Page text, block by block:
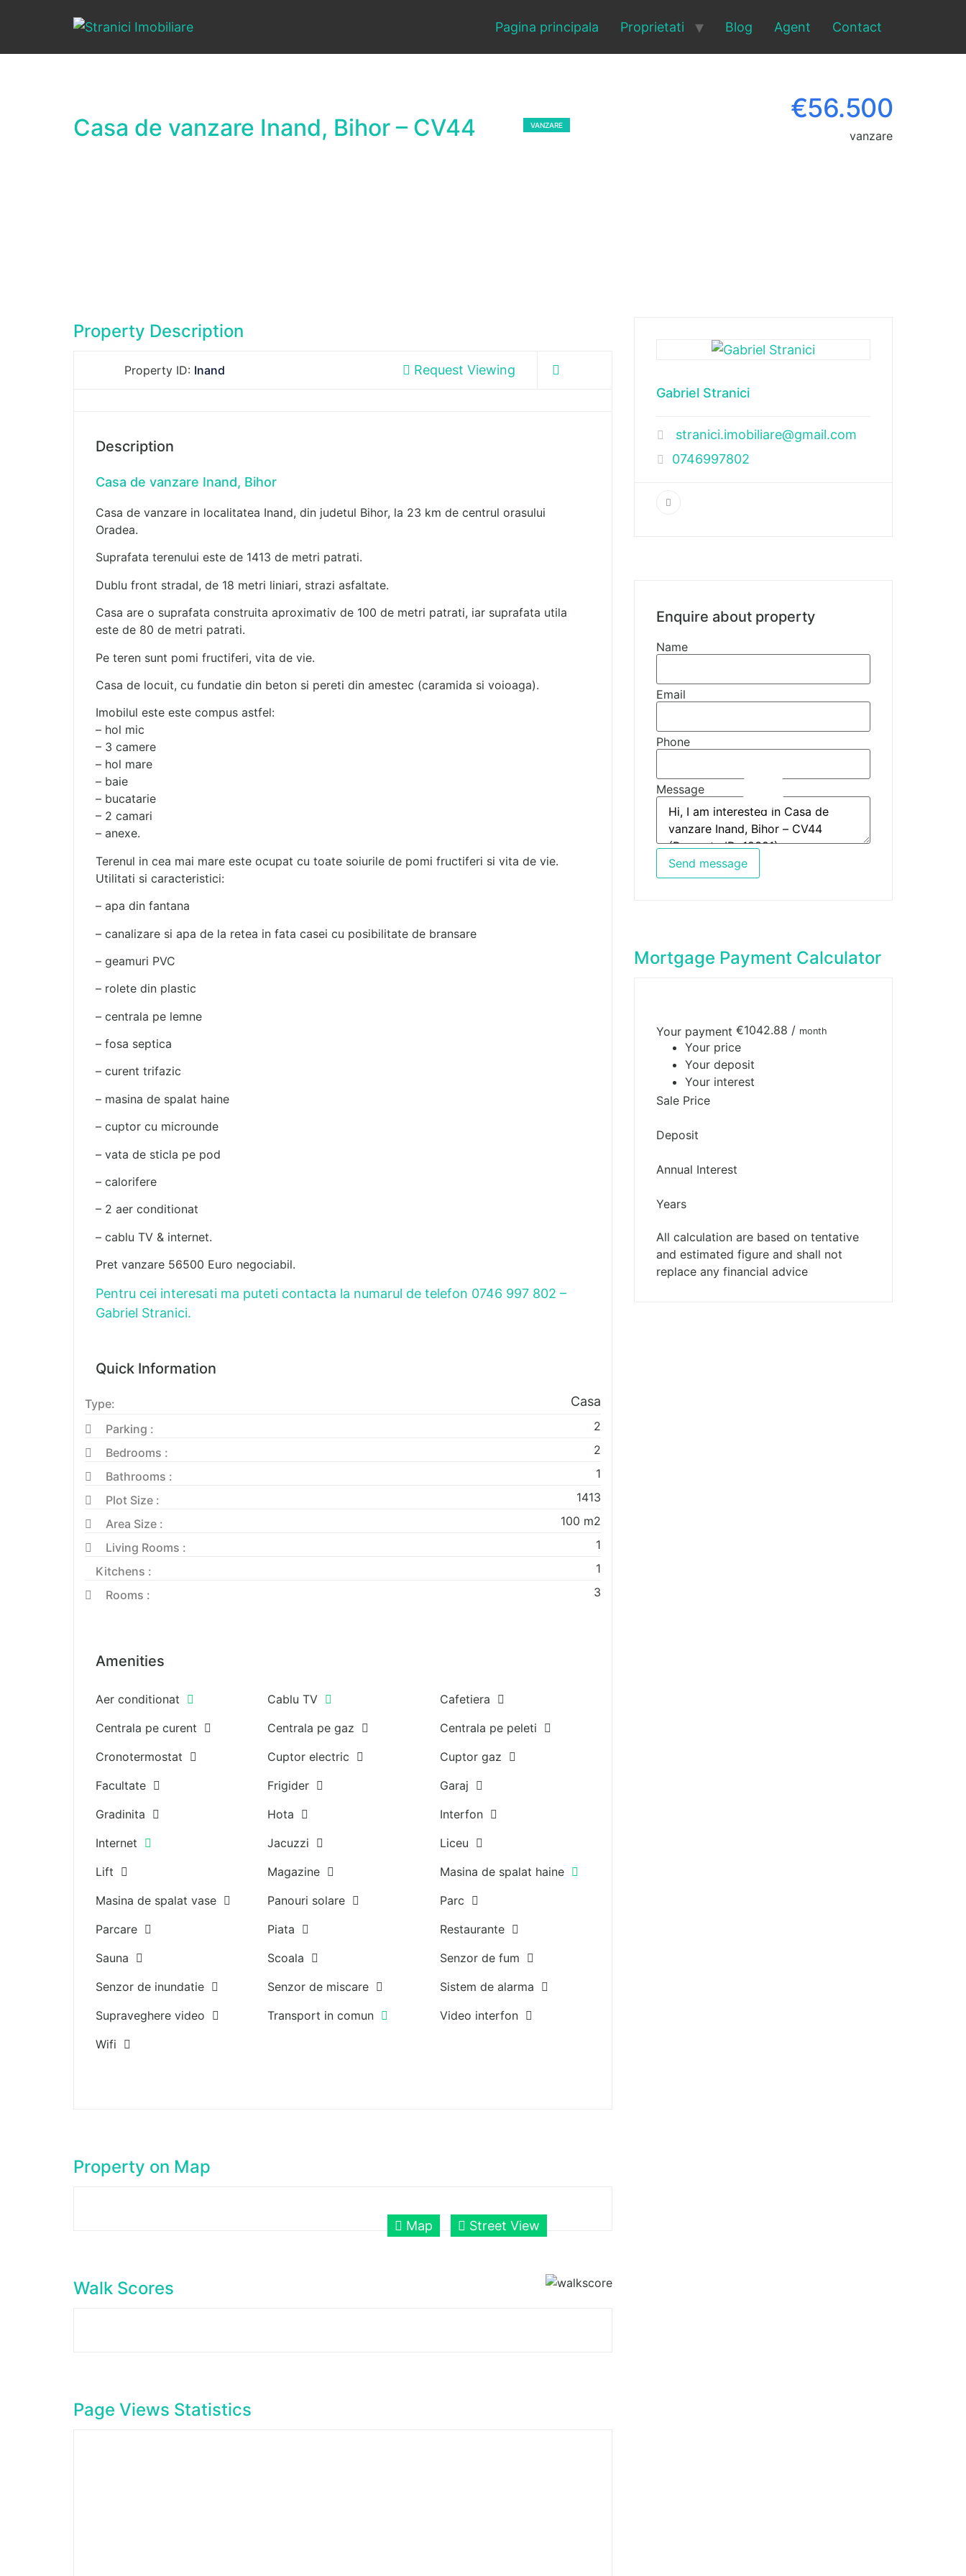
Pagina principala Proprietati Blog Agent Contact
Casa de vanzare Inand, Bihor – CV44 VANZARE
€56.500
vanzare
Property Description
Property ID: Inand Request Viewing
Description
Casa de vanzare Inand, Bihor
Casa de vanzare in localitatea Inand, din judetul Bihor, la 23 km de centrul orasului
Oradea.
Suprafata terenului este de 1413 de metri patrati.
Dublu front stradal, de 18 metri liniari, strazi asfaltate.
Casa are o suprafata construita aproximativ de 100 de metri patrati, iar suprafata utila
este de 80 de metri patrati.
Pe teren sunt pomi fructiferi, vita de vie.
Casa de locuit, cu fundatie din beton si pereti din amestec (caramida si voioaga).
Imobilul este este compus astfel:
– hol mic
– 3 camere
– hol mare
– baie
– bucatarie
– 2 camari
– anexe.
Terenul in cea mai mare este ocupat cu toate soiurile de pomi fructiferi si vita de vie.
Utilitati si caracteristici:
– apa din fantana
– canalizare si apa de la retea in fata casei cu posibilitate de bransare
– geamuri PVC
– rolete din plastic
– centrala pe lemne
– fosa septica
– curent trifazic
– masina de spalat haine
– cuptor cu microunde
– vata de sticla pe pod
– calorifere
– 2 aer conditionat
– cablu TV & internet.
Pret vanzare 56500 Euro negociabil.
Pentru cei interesati ma puteti contacta la numarul de telefon 0746 997 802 –
Gabriel Stranici.
Quick Information
Type: Casa
Parking :
2
Bedrooms :
2
Bathrooms :
1
Plot Size :
1413
Area Size :
100 m2
Living Rooms :
1
Kitchens :
1
Rooms :
3
Amenities
Aer conditionat Cablu TV
Cafetiera
Centrala pe curent
Centrala pe gaz
Centrala pe peleti
Cronotermostat
Cuptor electric
Cuptor gaz
Facultate
Frigider
Garaj
Gradinita
Hota
Interfon
Internet
Jacuzzi
Liceu
Lift
Magazine
Masina de spalat haine
Masina de spalat vase
Panouri solare
Parc
Parcare
Piata
Restaurante
Sauna
Scoala
Senzor de fum
Senzor de inundatie
Senzor de miscare
Sistem de alarma
Supraveghere video
Transport in comun
Video interfon
Wifi
Property on Map
Map Street View
Walk Scores
Page Views Statistics
Gabriel Stranici
stranici.imobiliare@gmail.com
0746997802
Enquire about property
Name
Email
Phone
Message
Send message
Mortgage Payment Calculator
Your payment €1042.88 / month
Your price
Your deposit
Your interest
Sale Price
Deposit
Annual Interest
Years
All calculation are based on tentative
and estimated figure and shall not
replace any financial advice